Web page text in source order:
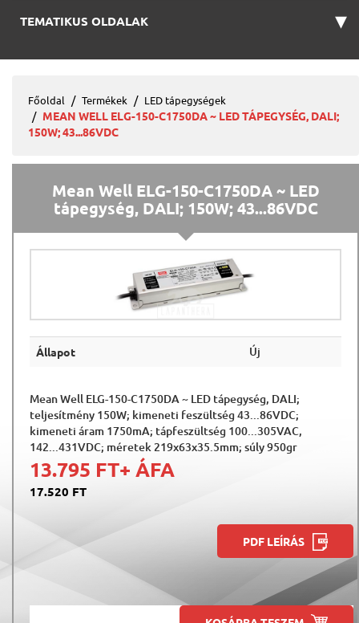
TEMATIKUS OLDALAK ▾
Főoldal Termékek LED tápegységek
MEAN WELL ELG-150-C1750DA ~ LED TÁPEGYSÉG, DALI;
150W; 43...86VDC
Mean Well ELG-150-C1750DA ~ LED
tápegység, DALI; 150W; 43...86VDC
Állapot Új
Mean Well ELG-150-C1750DA ~ LED tápegység, DALI;
teljesítmény 150W; kimeneti feszültség 43...86VDC;
kimeneti áram 1750mA; tápfeszültség 100...305VAC,
142...431VDC; méretek 219x63x35.5mm; súly 950gr
13.795 FT+ ÁFA
17.520 FT
PDF LEÍRÁS